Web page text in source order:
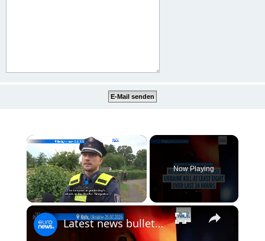
×
Now Playing
×
Latest news bulletin | July 27th, 2026 – Morning